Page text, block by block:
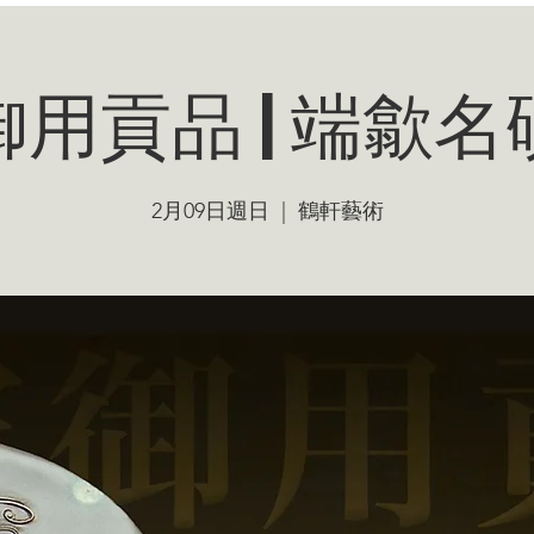
用貢品 | 端歙名
2月09日週日 鶴軒藝術